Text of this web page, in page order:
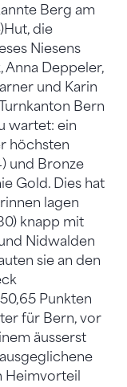
Berg am
die
Niesens
Anna Deppeler,
und Karin
Bern
wartet: ein
höchsten
und Bronze
Gold. Dies hat
lagen
knapp mit
Nidwalden
sie an den
Punkten
für Bern, vor
äusserst
Heimvorteil